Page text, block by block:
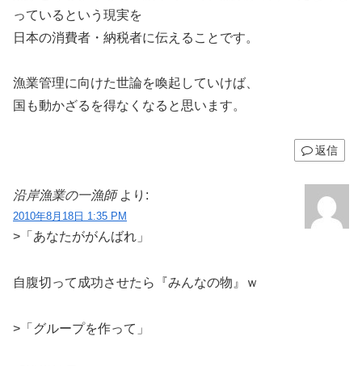
っているという現実を
日本の消費者・納税者に伝えることです。
漁業管理に向けた世論を喚起していけば、
国も動かざるを得なくなると思います。
返信
沿岸漁業の一漁師 より:
2010年8月18日 1:35 PM
>「あなたががんばれ」
自腹切って成功させたら『みんなの物』ｗ
>「グループを作って」